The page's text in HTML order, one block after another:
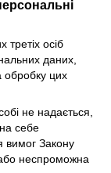
осіб
даних,
обробку цих
не надається,
себе
вимог Закону
неспроможна